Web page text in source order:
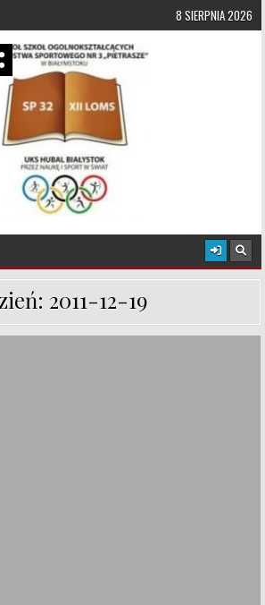
8 SIERPNIA 2026
2011-12-19